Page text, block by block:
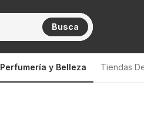
Busca
Perfumería y Belleza Tiendas